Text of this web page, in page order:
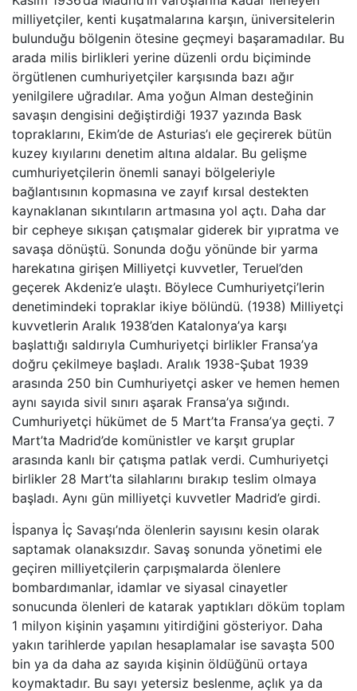
milliyetçiler, kenti kuşatmalarına karşın, üniversitelerin
bulunduğu bölgenin ötesine geçmeyi başaramadılar. Bu
arada milis birlikleri yerine düzenli ordu biçiminde
örgütlenen cumhuriyetçiler karşısında bazı ağır
yenilgilere uğradılar. Ama yoğun Alman desteğinin
savaşın dengisini değiştirdiği 1937 yazında Bask
topraklarını, Ekim’de de Asturias’ı ele geçirerek bütün
kuzey kıyılarını denetim altına aldalar. Bu gelişme
cumhuriyetçilerin önemli sanayi bölgeleriyle
bağlantısının kopmasına ve zayıf kırsal destekten
kaynaklanan sıkıntıların artmasına yol açtı. Daha dar
bir cepheye sıkışan çatışmalar giderek bir yıpratma ve
savaşa dönüştü. Sonunda doğu yönünde bir yarma
harekatına girişen Milliyetçi kuvvetler, Teruel’den
geçerek Akdeniz’e ulaştı. Böylece Cumhuriyetçi’lerin
denetimindeki topraklar ikiye bölündü. (1938) Milliyetçi
kuvvetlerin Aralık 1938’den Katalonya’ya karşı
başlattığı saldırıyla Cumhuriyetçi birlikler Fransa’ya
doğru çekilmeye başladı. Aralık 1938-Şubat 1939
arasında 250 bin Cumhuriyetçi asker ve hemen hemen
aynı sayıda sivil sınırı aşarak Fransa’ya sığındı.
Cumhuriyetçi hükümet de 5 Mart’ta Fransa’ya geçti. 7
Mart’ta Madrid’de komünistler ve karşıt gruplar
arasında kanlı bir çatışma patlak verdi. Cumhuriyetçi
birlikler 28 Mart’ta silahlarını bırakıp teslim olmaya
başladı. Aynı gün milliyetçi kuvvetler Madrid’e girdi.
İspanya İç Savaşı’nda ölenlerin sayısını kesin olarak
saptamak olanaksızdır. Savaş sonunda yönetimi ele
geçiren milliyetçilerin çarpışmalarda ölenlere
bombardımanlar, idamlar ve siyasal cinayetler
sonucunda ölenleri de katarak yaptıkları döküm toplam
1 milyon kişinin yaşamını yitirdiğini gösteriyor. Daha
yakın tarihlerde yapılan hesaplamalar ise savaşta 500
bin ya da daha az sayıda kişinin öldüğünü ortaya
koymaktadır. Bu sayı yetersiz beslenme, açlık ya da